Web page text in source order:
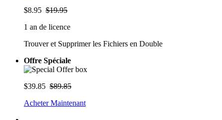
$8.95 $19.95
1 an de licence
Trouver et Supprimer les Fichiers en Double
Offre Spéciale
$39.85 $89.85
Acheter Maintenant